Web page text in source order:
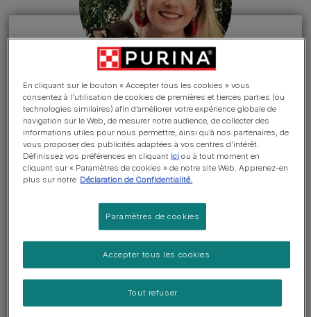
MODE DE FABRICATION
Afficher cette rubrique >
Comment vérifiez-vous la qualité
de vos produits ?
Nos usines en Europe envoient des échantillons à
l’extérieur pour analyses et nous disposons de
laboratoires internes pour réaliser de nombreux
contrôles qualité, aussi bien sur les matières premières
En cliquant sur le bouton « Accepter tous les cookies » vous
consentez à l’utilisation de cookies de premières et tierces parties (ou
technologies similaires) afin d’améliorer votre expérience globale de
navigation sur le Web, de mesurer notre audience, de collecter des
informations utiles pour nous permettre, ainsi qu’à nos partenaires, de
vous proposer des publicités adaptées à vos centres d’intérêt.
Définissez vos préférences en cliquant ici ou à tout moment en
cliquant sur « Paramètres de cookies » de notre site Web. Apprenez-en
plus sur notre Déclaration de Confidentialité.
Paramètres de cookies
Tout refuser
Accepter tous les cookies